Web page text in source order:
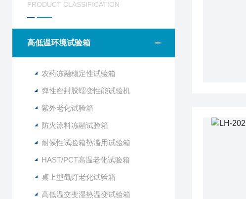
PRODUCT CLASSIFICATION
高低温环境试验箱
农药冻融稳定性试验箱
弹性密封胶蠕变性能试验机
紫外老化试验箱
防火涂料冻融试验箱
耐候性试验箱热滥用试验箱
HAST/PCT高温老化试验箱
桌上型氙灯老化试验箱
高低温交变湿热温变试验箱